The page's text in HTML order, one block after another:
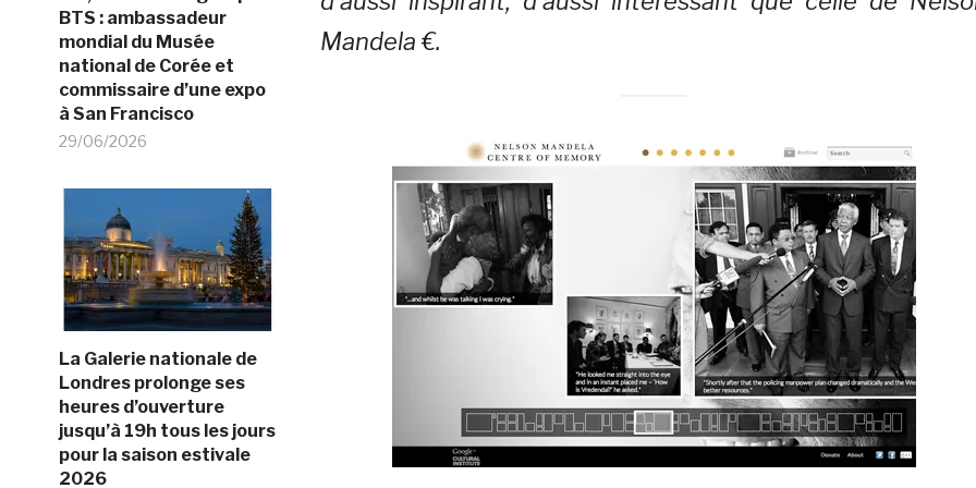
BTS : ambassadeur
mondial du Musée
national de Corée et
commissaire d’une expo
à San Francisco
29/06/2026
La Galerie nationale de
Londres prolonge ses
heures d’ouverture
jusqu’à 19h tous les jours
pour la saison estivale
2026
Mandela €.